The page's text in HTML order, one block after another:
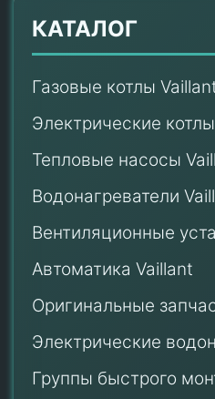
КАТАЛОГ
Газовые котлы
Электрические
Тепловые насосы
Водонагреватели
Вентиляционные
Автоматика Vaillant
Оригинальные
Электрические
Группы быстрого